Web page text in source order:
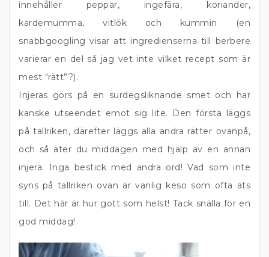
innehåller peppar, ingefära, koriander,
kardemumma, vitlök och kummin (en
snabbgoogling visar att ingredienserna till berbere
varierar en del så jag vet inte vilket recept som är
mest “rätt”?).
Injeras görs på en surdegsliknande smet och har
kanske utseendet emot sig lite. Den första läggs
på tallriken, därefter läggs alla andra rätter ovanpå,
och så äter du middagen med hjälp av en annan
injera. Inga bestick med andra ord! Vad som inte
syns på tallriken ovan är vanlig keso som ofta äts
till. Det här är hur gott som helst! Tack snälla för en
god middag!